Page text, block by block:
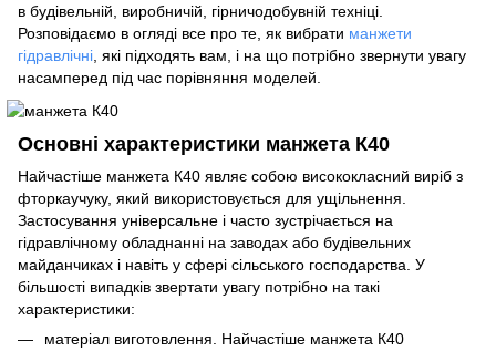
в будівельній, виробничій, гірничодобувній техніці.
Розповідаємо в огляді все про те, як вибрати манжети
гідравлічні , які підходять вам, і на що потрібно звернути увагу
насамперед під час порівняння моделей.
Основні характеристики манжета К40
Найчастіше манжета К40 являє собою висококласний виріб з
фторкаучуку, який використовується для ущільнення.
Застосування універсальне і часто зустрічається на
гідравлічному обладнанні на заводах або будівельних
майданчиках і навіть у сфері сільського господарства. У
більшості випадків звертати увагу потрібно на такі
характеристики:
матеріал виготовлення. Найчастіше манжета К40